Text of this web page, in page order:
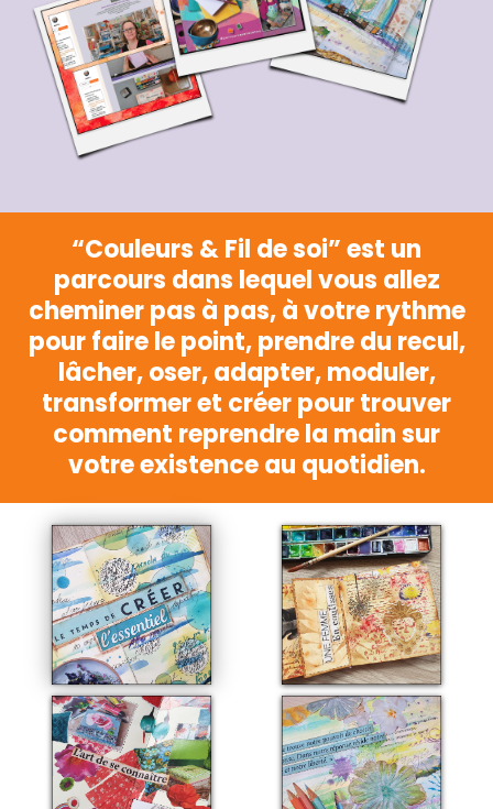
“Couleurs & Fil de soi” est un
parcours dans lequel vous allez
cheminer pas à pas, à votre rythme
pour faire le point, prendre du recul,
lâcher, oser, adapter, moduler,
transformer et créer pour trouver
comment reprendre la main sur
votre existence au quotidien.